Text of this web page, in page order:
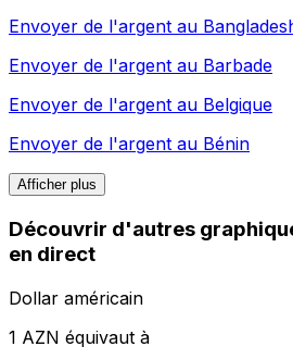
Envoyer de l'argent au
Envoyer de l'argent au Barbade
Envoyer de l'argent au Belgique
Envoyer de l'argent au Bénin
Afficher plus
Découvrir d'autres
en direct
Dollar américain
1 AZN équivaut à